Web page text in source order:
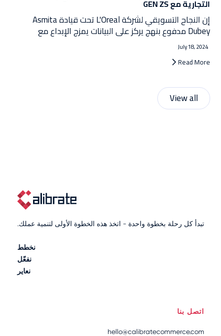
التجارية مع GEN ZS
إن النجاح التسويقي لشركة L'Oreal تحت قيادة Asmita
Dubey مدفوع بنهج يركز على البيانات يمزج الإبداع مع
التكنولوجيا المتطورة. يتضمن ذلك أدوات التجميل التي تعمل
بالذكاء الاصطناعي، والتركيز على التجارة الاجتماعية، والالتزام
صناعة التجميل المتطورة.
July 18, 2024
Read More
View all
تبدأ كل رحلة بخطوة واحدة - اتخذ هذه الخطوة الأولى لتنمية عملك.
نخطط
نفعّل
نعاير
اتصل بنا
hello@calibratecommerce.com